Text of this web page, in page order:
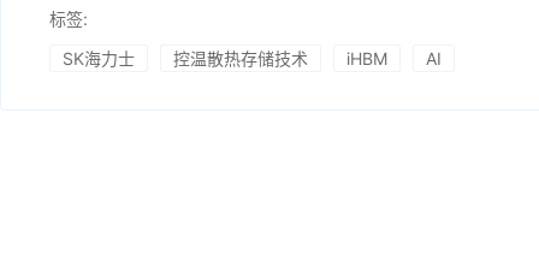
标签:
SK海力士
控温散热存储技术 iHBM AI